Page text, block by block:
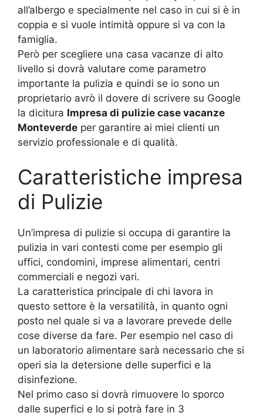
all’albergo e specialmente nel caso in cui si è in
coppia e si vuole intimità oppure si va con la
famiglia.
Però per scegliere una casa vacanze di alto
livello si dovrà valutare come parametro
importante la pulizia e quindi se io sono un
proprietario avrò il dovere di scrivere su Google
la dicitura Impresa di pulizie case vacanze
Monteverde per garantire ai miei clienti un
servizio professionale e di qualità.
Caratteristiche impresa
di Pulizie
Un’impresa di pulizie si occupa di garantire la
pulizia in vari contesti come per esempio gli
uffici, condomini, imprese alimentari, centri
commerciali e negozi vari.
La caratteristica principale di chi lavora in
questo settore è la versatilità, in quanto ogni
posto nel quale si va a lavorare prevede delle
cose diverse da fare. Per esempio nel caso di
un laboratorio alimentare sarà necessario che si
operi sia la detersione delle superfici e la
disinfezione.
Nel primo caso si dovrà rimuovere lo sporco
dalle superfici e lo si potrà fare in 3